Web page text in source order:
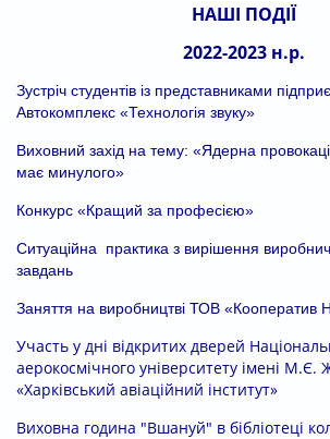
НАШІ ПОДІЇ
2022-2023 н.р.
Зустріч студентів із представниками
Автокомплекс «Технологія звуку»
Виховний захід на тему: «Ядерна
має минулого»
Конкурс «Кращий за професією»
Ситуаційна практика з вирішення
завдань
Заняття на виробництві ТОВ «Кооператив
Участь у дні відкритих дверей
аерокосмічного університету імені М.Є.
«Харківський авіаційний інститут»
Виховна година "Вшануй" в бібліотеці